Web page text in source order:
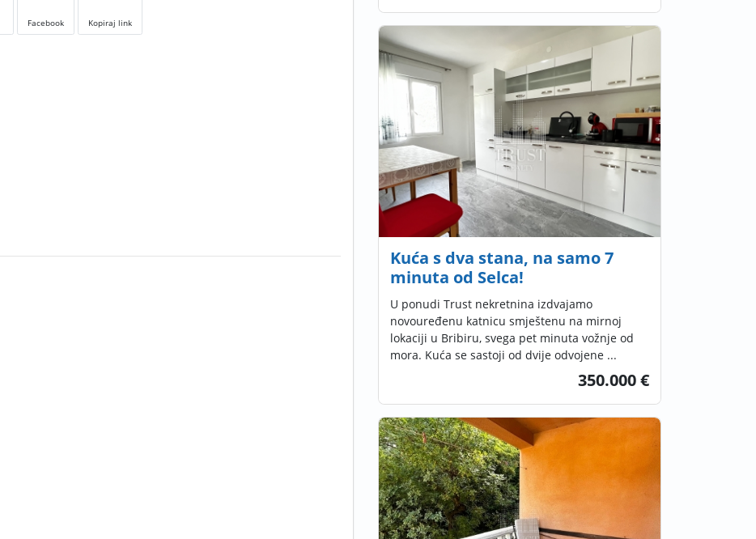
Facebook Kopiraj link
Kuća s dva stana, na samo 7
minuta od Selca!
U ponudi Trust nekretnina izdvajamo
novouređenu katnicu smještenu na mirnoj
lokaciji u Bribiru, svega pet minuta vožnje od
mora. Kuća se sastoji od dvije odvojene ...
350.000 €